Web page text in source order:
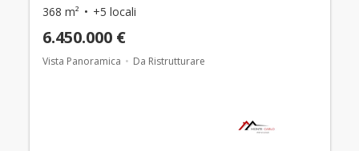
368 m² +5 locali
6.450.000 €
Vista Panoramica Da Ristrutturare